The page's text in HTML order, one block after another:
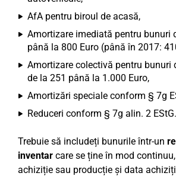
AfA pentru biroul de acasă,
Amortizare imediată pentru bunuri
până la 800 Euro (până în 2017:
Amortizare colectivă pentru bunuri
de la 251 până la 1.000 Euro,
Amortizări speciale conform § 7g
Reduceri conform § 7g alin. 2 EStG.
Trebuie să includeți bunurile într-un
inventar care se ține în mod
achiziție sau producție și data